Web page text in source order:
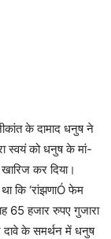
के दामाद धनुष ने
स्वयं को धनुष के मां-
कर दिया।
कि ‘रांझणाÓ फेम
65 हजार रुपए गुजारा
दावे के समर्थन में धनुष